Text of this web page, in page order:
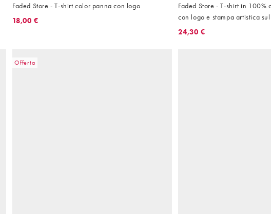
Faded Store - T-shirt color panna con logo
18,00 €
Faded Store - T-shirt in 100%
con logo e stampa artistica
24,30 €
Offerta